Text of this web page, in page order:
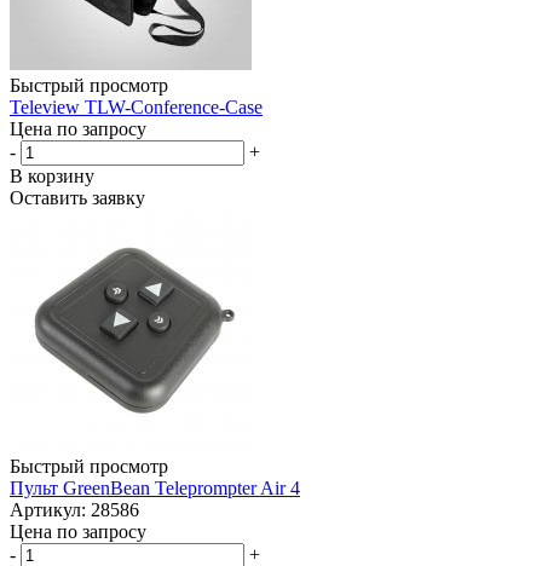
Быстрый просмотр
Teleview TLW-Conference-Case
Цена по запросу
-
+
В корзину
Оставить заявку
Быстрый просмотр
Пульт GreenBean Teleprompter Air 4
Артикул: 28586
Цена по запросу
-
+